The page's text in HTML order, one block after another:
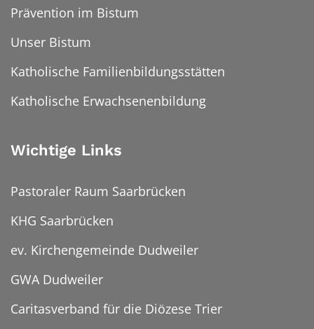
Prävention im Bistum
Unser Bistum
Katholische Familienbildungsstätten
Katholische Erwachsenenbildung
Wichtige Links
Pastoraler Raum Saarbrücken
KHG Saarbrücken
ev. Kirchengemeinde Dudweiler
GWA Dudweiler
Caritasverband für die Diözese Trier